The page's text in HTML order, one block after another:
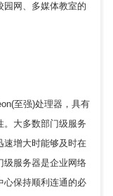
园网、多媒体教室的
至强)处理器，具有
。大多数部门级服务
速增大时能够及时在
级服务器是企业网络
心保持顺利连通的必